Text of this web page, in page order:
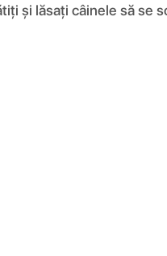
și lăsați câinele să